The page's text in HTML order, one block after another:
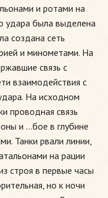
и ротами на
удара была выделена
создана сеть
и минометами. На
связь с
взаимодействия с
На исходном
проводная связь
и …бое в глубине
Танки рвали линии,
на рации
строя в первые часы
но к ночи